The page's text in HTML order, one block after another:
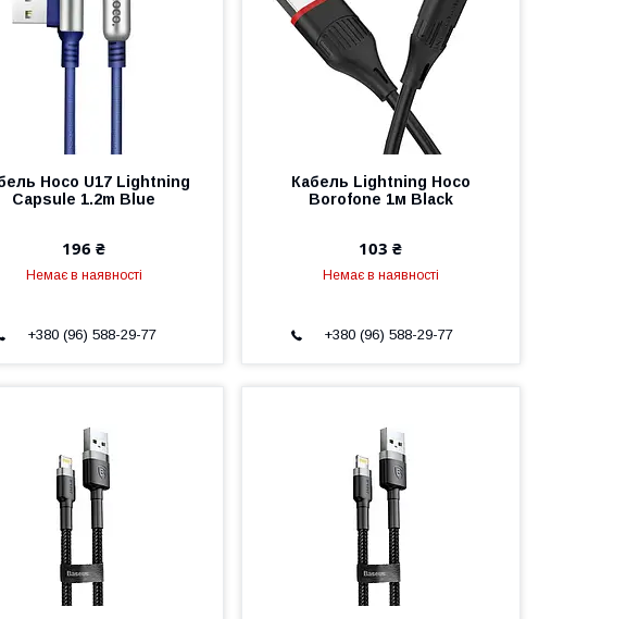
Hoco U17 Lightning
Capsule 1.2m Blue
196 ₴
Немає в наявності
+380 (96) 588-29-77
Кабель Lightning Hoco
Borofone 1м Black
103 ₴
Немає в наявності
+380 (96) 588-29-77